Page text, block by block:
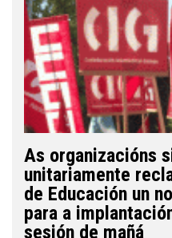
As organizacións
unitariamente
de Educación un
para a
sesión de mañá